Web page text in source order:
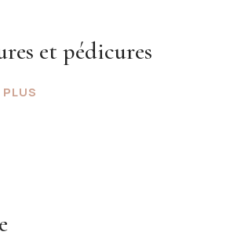
et pédicures